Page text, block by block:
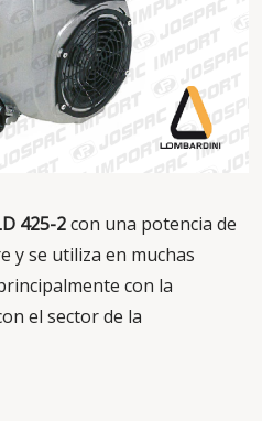
425-2con una potencia de
y se utiliza en muchas
con la
el sector de la